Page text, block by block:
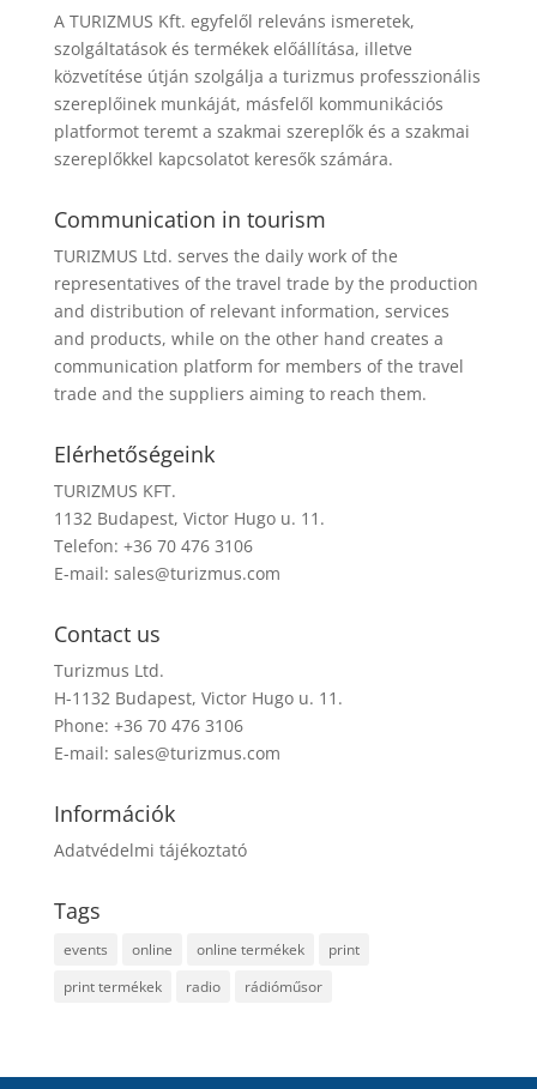
A TURIZMUS Kft. egyfelől releváns ismeretek,
szolgáltatások és termékek előállítása, illetve
közvetítése útján szolgálja a turizmus professzionális
szereplőinek munkáját, másfelől kommunikációs
platformot teremt a szakmai szereplők és a szakmai
szereplőkkel kapcsolatot keresők számára.
Communication in tourism
TURIZMUS Ltd. serves the daily work of the
representatives of the travel trade by the production
and distribution of relevant information, services
and products, while on the other hand creates a
communication platform for members of the travel
trade and the suppliers aiming to reach them.
Elérhetőségeink
TURIZMUS KFT.
1132 Budapest, Victor Hugo u. 11.
Telefon: +36 70 476 3106
E-mail: sales@turizmus.com
Contact us
Turizmus Ltd.
H-1132 Budapest, Victor Hugo u. 11.
Phone: +36 70 476 3106
E-mail: sales@turizmus.com
Információk
Adatvédelmi tájékoztató
Tags
events online online termékek
print
print termékek
radio rádióműsor